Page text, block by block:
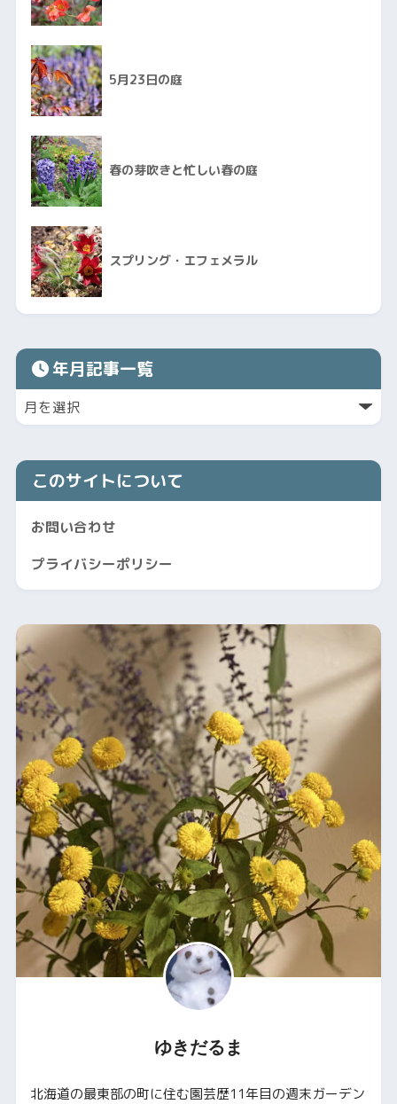
5月23日の庭
春の芽吹きと忙しい春の庭
スプリング・エフェメラル
年月記事一覧
このサイトについて
お問い合わせ
プライバシーポリシー
ゆきだるま
北海道の最東部の町に住む園芸歴11年目の週末ガーデン